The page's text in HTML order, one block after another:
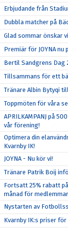
Erbjudande från
Dubbla matcher på
Glad sommar önskar
Premiär för JOYNA nu
Bertil Sandgrens Dag
Tillsammans för ett
Tränare Albin Bytyqi
Toppmöten för våra
APRILKAMPANJ på
vår förening!
Optimera din
Kvarnby IK!
JOYNA - Nu kör vi!
Tränare Patrik Boij
Fortsatt 25% rabatt
månad för
Nystarten av
Kvarnby IK:s priser för